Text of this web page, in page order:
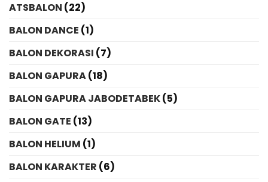
ATSBALON (22)
BALON DANCE (1)
BALON DEKORASI (7)
BALON GAPURA(18)
BALON GAPURA JABODETABEK(5)
BALON GATE (13)
BALON HELIUM (1)
BALON KARAKTER (6)